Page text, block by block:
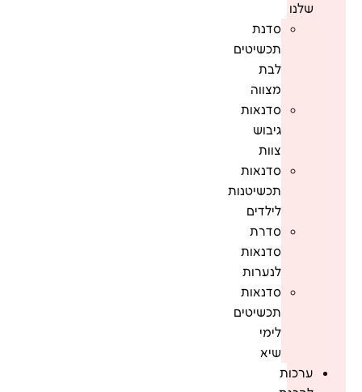
שלנו
סדנת
תכשיטים
לבת
מצווה
סדנאות
גיבוש
צוות
סדנאות
תכשיטנות
לילדים
סדרת
סדנאות
לנערות
סדנאות
תכשיטים
לימי
שיא
ערכות